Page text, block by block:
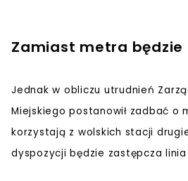
Zamiast metra będzie
Jednak w obliczu utrudnień
Miejskiego postanowił zadbać o
korzystają z wolskich stacji
dyspozycji będzie zastępcza linia